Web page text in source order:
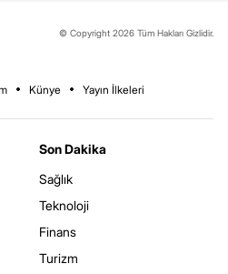
© Copyright 2026 Tüm Hakları Gizlidir.
Künye Yayın İlkeleri
Son Dakika
Sağlık
Teknoloji
Finans
Turizm